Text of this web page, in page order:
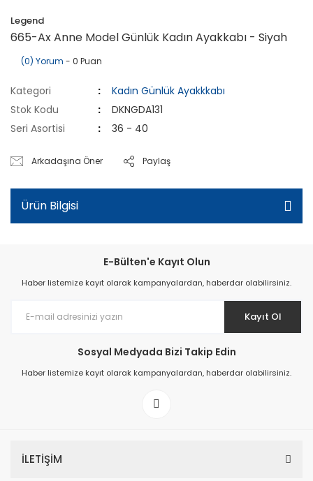
Legend
665-Ax Anne Model Günlük Kadın Ayakkabı - Siyah
(0) Yorum - 0 Puan
Kategori
Kadın Günlük Ayakkkabı
Stok Kodu
DKNGDA131
Seri Asortisi
36 - 40
Arkadaşına Öner Paylaş
Ürün Bilgisi
E-Bülten'e Kayıt Olun
Haber listemize kayıt olarak kampanyalardan, haberdar olabilirsiniz.
Kayıt Ol
Sosyal Medyada Bizi Takip Edin
Haber listemize kayıt olarak kampanyalardan, haberdar olabilirsiniz.
İLETİŞİM